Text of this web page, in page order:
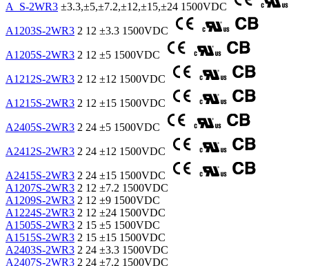
A_S-2WR3 ±3.3,±5,±7.2,±12,±15,±24 1500VDC
A1203S-2WR3 2 12 ±3.3 1500VDC
A1205S-2WR3 2 12 ±5 1500VDC
A1212S-2WR3 2 12 ±12 1500VDC
A1215S-2WR3 2 12 ±15 1500VDC
A2405S-2WR3 2 24 ±5 1500VDC
A2412S-2WR3 2 24 ±12 1500VDC
A2415S-2WR3 2 24 ±15 1500VDC
A1207S-2WR3 2 12 ±7.2 1500VDC
A1209S-2WR3 2 12 ±9 1500VDC
A1224S-2WR3 2 12 ±24 1500VDC
A1505S-2WR3 2 15 ±5 1500VDC
A1515S-2WR3 2 15 ±15 1500VDC
A2403S-2WR3 2 24 ±3.3 1500VDC
A2407S-2WR3 2 24 ±7.2 1500VDC